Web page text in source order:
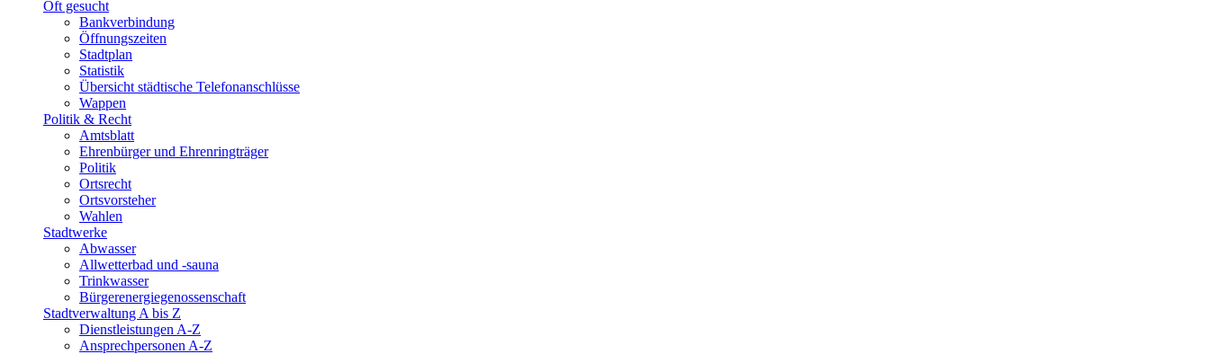
Oft gesucht
Bankverbindung
Öffnungszeiten
Stadtplan
Statistik
Übersicht städtische Telefonanschlüsse
Wappen
Politik & Recht
Amtsblatt
Ehrenbürger und Ehrenringträger
Politik
Ortsrecht
Ortsvorsteher
Wahlen
Stadtwerke
Abwasser
Allwetterbad und -sauna
Trinkwasser
Bürgerenergiegenossenschaft
Stadtverwaltung A bis Z
Dienstleistungen A-Z
Ansprechpersonen A-Z